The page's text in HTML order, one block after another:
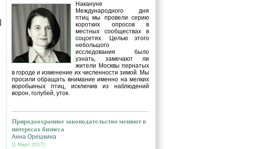
Накануне
Международного дня
птиц мы провели серию
коротких опросов в
местных сообществах в
соцсетях. Целью этого
небольшого
исследования было
узнать, замечают ли
жители Москвы пернатых
в городе и изменение их численности зимой. Мы
просили обращать внимание именно на мелких
воробьиных птиц, исключив из наблюдений
ворон, голубей, уток.
Природоохранное законодательство меняют в
интересах бизнеса
Анна Орешкина
(1 Март 2017)